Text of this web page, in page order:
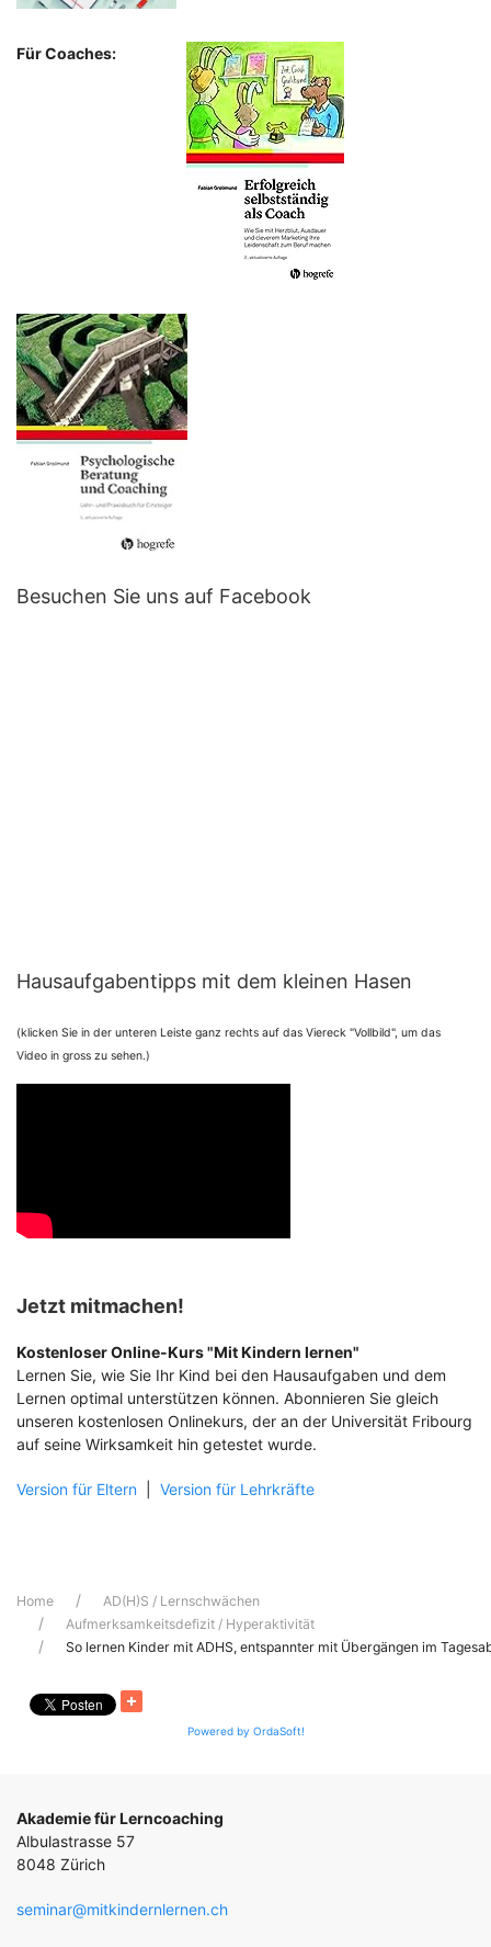
Für Coaches:
Besuchen Sie uns auf Facebook
Hausaufgabentipps mit dem kleinen Hasen
(klicken Sie in der unteren Leiste ganz rechts auf das Viereck "Vollbild", um das
Video in gross zu sehen.)
Jetzt mitmachen!
Kostenloser Online-Kurs "Mit Kindern lernen"
Lernen Sie, wie Sie Ihr Kind bei den Hausaufgaben und dem
Lernen optimal unterstützen können. Abonnieren Sie gleich
unseren kostenlosen Onlinekurs, der an der Universität Fribourg
auf seine Wirksamkeit hin getestet wurde.
Version für Eltern Version für Lehrkräfte
Home
AD(H)S / Lernschwächen
Aufmerksamkeitsdefizit / Hyperaktivität
So lernen Kinder mit ADHS, entspannter mit Übergängen im
Powered by OrdaSoft!
Akademie für Lerncoaching
Albulastrasse 57
8048 Zürich
seminar@mitkindernlernen.ch